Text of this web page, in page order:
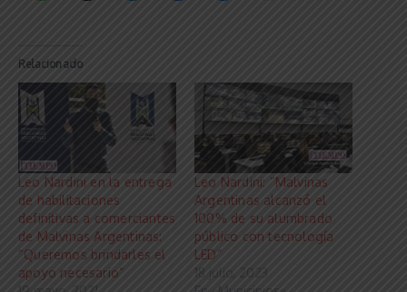
Relacionado
Leo Nardini en la entrega
de habilitaciones
definitivas a comerciantes
de Malvinas Argentinas:
“Queremos brindarles el
apoyo necesario”
Leo Nardini: “Malvinas
Argentinas alcanzó el
100% de su alumbrado
público con tecnología
LED”
18 julio, 2023